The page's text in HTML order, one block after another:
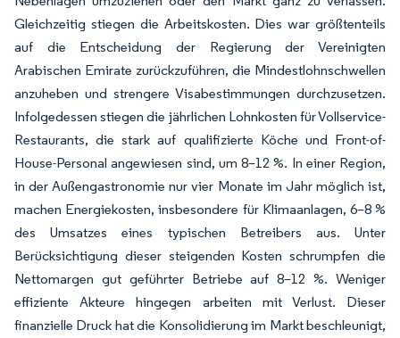
Gleichzeitig stiegen die Arbeitskosten. Dies war größtenteils
auf die Entscheidung der Regierung der Vereinigten
Arabischen Emirate zurückzuführen, die Mindestlohnschwellen
anzuheben und strengere Visabestimmungen durchzusetzen.
Infolgedessen stiegen die jährlichen Lohnkosten für Vollservice-
Restaurants, die stark auf qualifizierte Köche und Front-of-
House-Personal angewiesen sind, um 8–12 %. In einer Region,
in der Außengastronomie nur vier Monate im Jahr möglich ist,
machen Energiekosten, insbesondere für Klimaanlagen, 6–8 %
des Umsatzes eines typischen Betreibers aus. Unter
Berücksichtigung dieser steigenden Kosten schrumpfen die
Nettomargen gut geführter Betriebe auf 8–12 %. Weniger
effiziente Akteure hingegen arbeiten mit Verlust. Dieser
finanzielle Druck hat die Konsolidierung im Markt beschleunigt,